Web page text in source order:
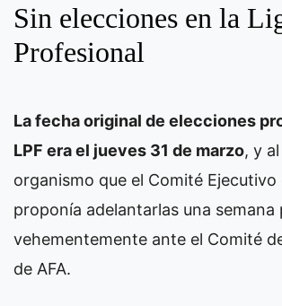
Sin elecciones en la
Profesional
La fecha original de elecciones
LPF era el jueves 31 de marzo, y
organismo que el Comité Ejecutivo
proponía adelantarlas una
vehementemente ante el Comité
de AFA.